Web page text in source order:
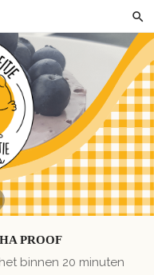
PROOF
binnen 20 minuten